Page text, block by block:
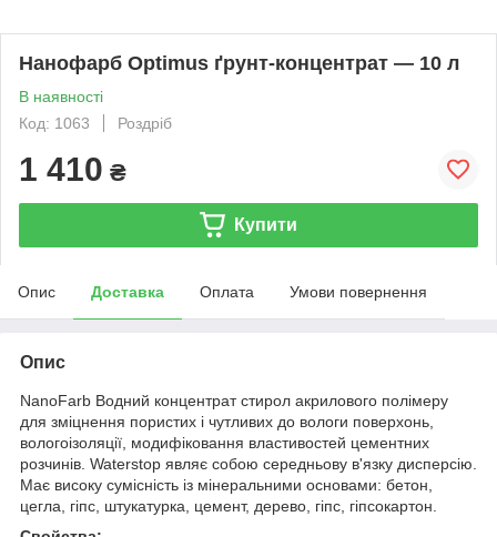
Нанофарб Optimus ґрунт-концентрат — 10 л
В наявності
Код: 1063
Роздріб
1 410 ₴
Купити
Опис Доставка Оплата Умови повернення
Опис
NanoFarb Водний концентрат стирол акрилового полімеру
для зміцнення пористих і чутливих до вологи поверхонь,
вологоізоляції, модифіковання властивостей цементних
розчинів. Waterstop являє собою середньову в'язку дисперсію.
Має високу сумісність із мінеральними основами: бетон,
цегла, гіпс, штукатурка, цемент, дерево, гіпс, гіпсокартон.